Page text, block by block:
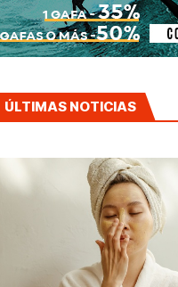
ÚLTIMAS NOTICIAS